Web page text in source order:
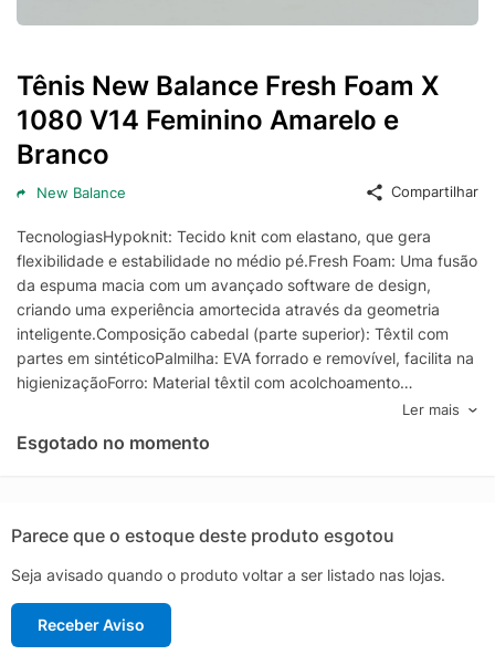
Tênis New Balance Fresh Foam X
1080 V14 Feminino Amarelo e
Branco
New Balance Compartilhar
TecnologiasHypoknit: Tecido knit com elastano, que gera
flexibilidade e estabilidade no médio pé.Fresh Foam: Uma fusão
da espuma macia com um avançado software de design,
criando uma experiência amortecida através da geometria
inteligente.Composição cabedal (parte superior): Têxtil com
partes em sintéticoPalmilha: EVA forrado e removível, facilita na
higienizaçãoForro: Material têxtil com acolchoamento
reforçadoSolado: Borracha antiderrapante, coladoAltura da
Sola: 5 cm, Drop de 6mm.Cor
predominante: AmareloLingueta: Fina e flexívelIndicado
Ler mais
Esgotado no momento
Parece que o estoque deste produto esgotou
Seja avisado quando o produto voltar a ser listado nas lojas.
Receber Aviso